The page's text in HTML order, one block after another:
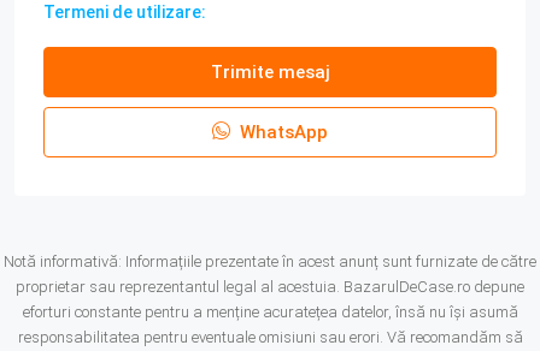
Termeni de utilizare:
Trimite mesaj
WhatsApp
Notă informativă: Informațiile prezentate în acest anunț sunt furnizate de către
proprietar sau reprezentantul legal al acestuia. BazarulDeCase.ro depune
eforturi constante pentru a menține acuratețea datelor, însă nu își asumă
responsabilitatea pentru eventuale omisiuni sau erori. Vă recomandăm să